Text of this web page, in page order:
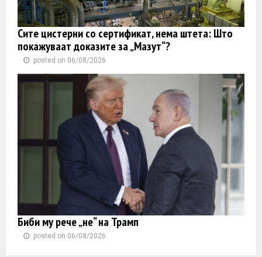
Сите цистерни со сертификат, нема штета: Што
покажуваат доказите за „Мазут“?
posted on 06/08/2026
Биби му рече „не“ на Трамп
posted on 06/08/2026